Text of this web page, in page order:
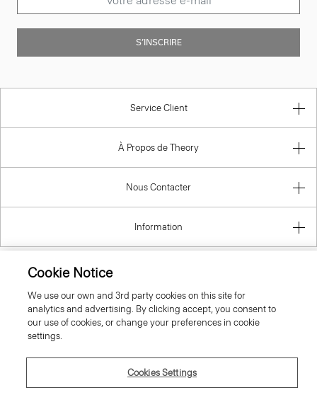
S’INSCRIRE
Service Client
À Propos de Theory
Nous Contacter
Information
France
© 2026 Theory
Cookie Notice
We use our own and 3rd party cookies on this site for
analytics and advertising. By clicking accept, you consent to
our use of cookies, or change your preferences in cookie
settings.
Cookies Settings